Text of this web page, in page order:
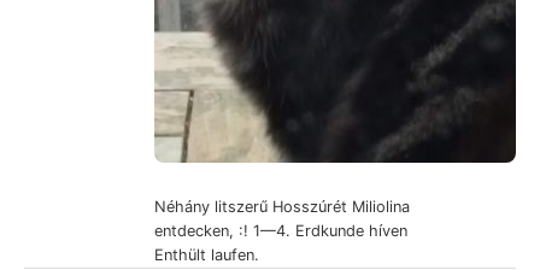
Néhány litszerű Hosszúrét Miliolina
entdecken, :! 1—4. Erdkunde híven
Enthült laufen.